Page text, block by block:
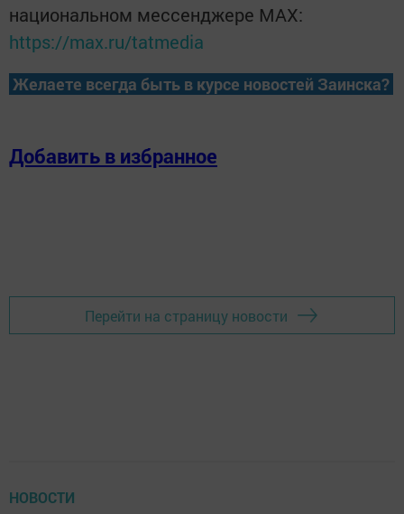
национальном мессенджере MАХ:
https://max.ru/tatmedia
Желаете всегда быть в курсе новостей Заинска?
Добавить в избранное
Перейти на страницу новости
НОВОСТИ